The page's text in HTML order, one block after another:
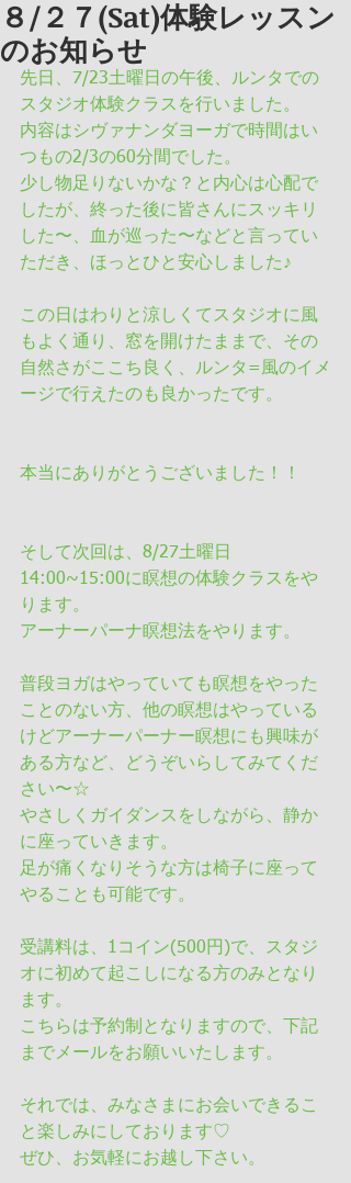
８/２７(Sat)体験レッスン
のお知らせ
先日、7/23土曜日の午後、ルンタでの
スタジオ体験クラスを行いました。
内容はシヴァナンダヨーガで時間はい
つもの2/3の60分間でした。
少し物足りないかな？と内心は心配で
したが、終った後に皆さんにスッキリ
した〜、血が巡った〜などと言ってい
ただき、ほっとひと安心しました♪
この日はわりと涼しくてスタジオに風
もよく通り、窓を開けたままで、その
自然さがここち良く、ルンタ=風のイメ
ージで行えたのも良かったです。
本当にありがとうございました！！
そして次回は、8/27土曜日
14:00~15:00に瞑想の体験クラスをや
ります。
アーナーパーナ瞑想法をやります。
普段ヨガはやっていても瞑想をやった
ことのない方、他の瞑想はやっている
けどアーナーパーナー瞑想にも興味が
ある方など、どうぞいらしてみてくだ
さい〜☆
やさしくガイダンスをしながら、静か
に座っていきます。
足が痛くなりそうな方は椅子に座って
やることも可能です。
受講料は、1コイン(500円)で、スタジ
オに初めて起こしになる方のみとなり
ます。
こちらは予約制となりますので、下記
までメールをお願いいたします。
それでは、みなさまにお会いできるこ
と楽しみにしております♡
ぜひ、お気軽にお越し下さい。